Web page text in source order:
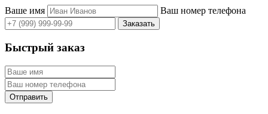
Ваше имя Ваш номер телефона
Быстрый заказ